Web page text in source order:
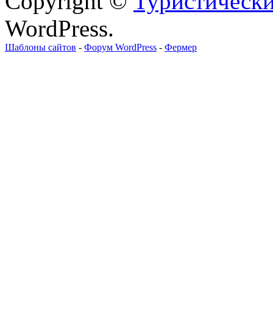
WordPress.
Шаблоны сайтов - Форум WordPress - Фермер